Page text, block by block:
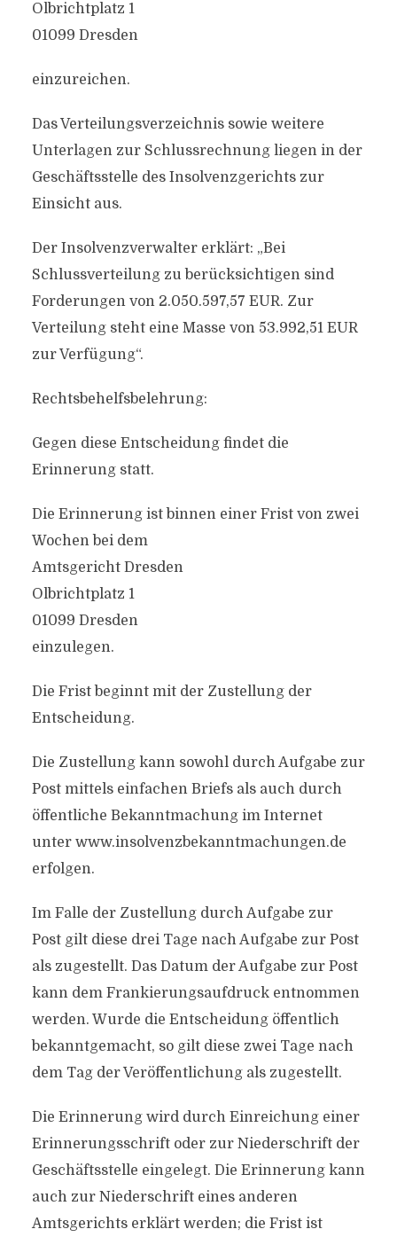
Olbrichtplatz 1
01099 Dresden
einzureichen.
Das Verteilungsverzeichnis sowie weitere
Unterlagen zur Schlussrechnung liegen in der
Geschäftsstelle des Insolvenzgerichts zur
Einsicht aus.
Der Insolvenzverwalter erklärt: „Bei
Schlussverteilung zu berücksichtigen sind
Forderungen von 2.050.597,57 EUR. Zur
Verteilung steht eine Masse von 53.992,51 EUR
zur Verfügung“.
Rechtsbehelfsbelehrung:
Gegen diese Entscheidung findet die
Erinnerung statt.
Die Erinnerung ist binnen einer Frist von zwei
Wochen bei dem
Amtsgericht Dresden
Olbrichtplatz 1
01099 Dresden
einzulegen.
Die Frist beginnt mit der Zustellung der
Entscheidung.
Die Zustellung kann sowohl durch Aufgabe zur
Post mittels einfachen Briefs als auch durch
öffentliche Bekanntmachung im Internet
unter www.insolvenzbekanntmachungen.de
erfolgen.
Im Falle der Zustellung durch Aufgabe zur
Post gilt diese drei Tage nach Aufgabe zur Post
als zugestellt. Das Datum der Aufgabe zur Post
kann dem Frankierungsaufdruck entnommen
werden. Wurde die Entscheidung öffentlich
bekanntgemacht, so gilt diese zwei Tage nach
dem Tag der Veröffentlichung als zugestellt.
Die Erinnerung wird durch Einreichung einer
Erinnerungsschrift oder zur Niederschrift der
Geschäftsstelle eingelegt. Die Erinnerung kann
auch zur Niederschrift eines anderen
Amtsgerichts erklärt werden; die Frist ist